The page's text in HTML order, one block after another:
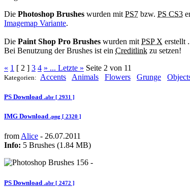
Die Photoshop Brushes wurden mit PS7 bzw. PS CS3
Imagemap Variante.
Die Paint Shop Pro Brushes wurden mit PSP X erstellt
Bei Benutzung der Brushes ist ein Creditlink zu setzen!
« 1 [ 2 ] 3 4 » ... Letzte » Seite 2 von 11
Kategorien: Accents Animals Flowers Grunge
PS Download .abr [ 2931 ]
IMG Download .png [ 2320 ]
from Alice - 26.07.2011
Info: 5 Brushes (1.84 MB)
PS Download .abr [ 2472 ]